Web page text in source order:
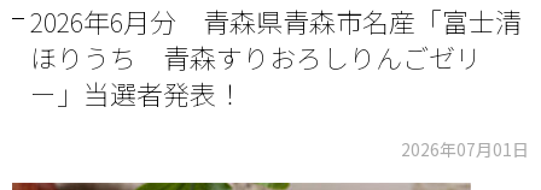
2026年6月分 青森県青森市名産「富士清
ほりうち 青森すりおろしりんごゼリ
ー」当選者発表！
2026年07月01日